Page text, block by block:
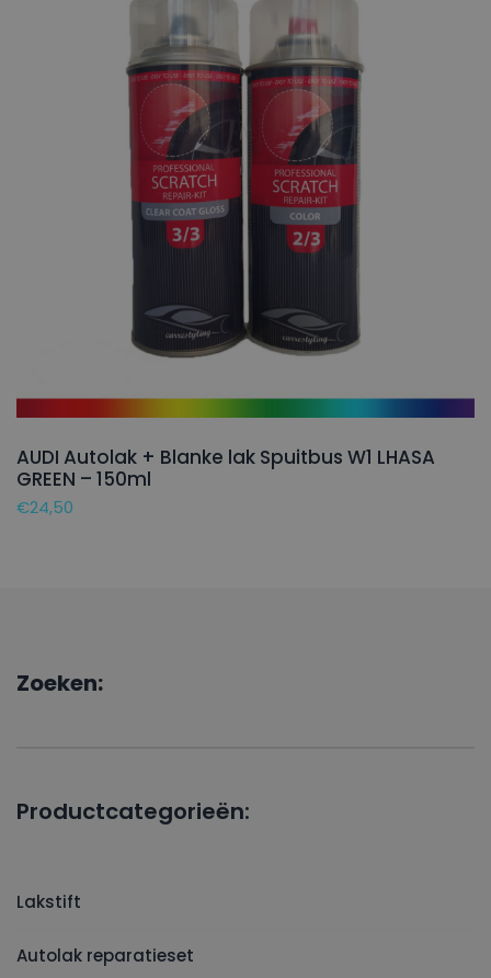
AUDI Autolak + Blanke lak Spuitbus W1 LHASA
GREEN – 150ml
€24,50
Zoeken:
Productcategorieën:
Lakstift
Autolak reparatieset